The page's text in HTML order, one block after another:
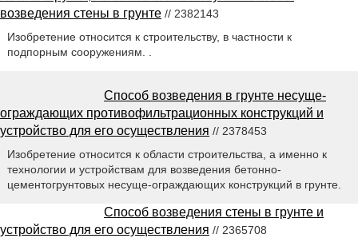
возведения стены в грунте // 2382143
Изобретение относится к строительству, в частности к
подпорным сооружениям. .
Способ возведения в грунте несуще-
ограждающих противофильтрационных конструкций и
устройство для его осуществления // 2378453
Изобретение относится к области строительства, а именно к
технологии и устройствам для возведения бетонно-
цементогрунтовых несуще-ограждающих конструкций в грунте.
Способ возведения стены в грунте и
устройство для его осуществления // 2365708